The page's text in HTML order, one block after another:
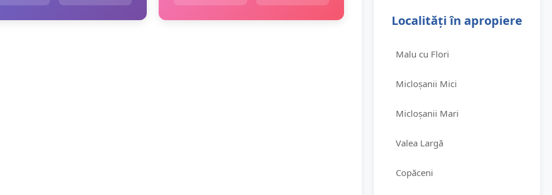
Localități în apropiere
Malu cu Flori
Micloșanii Mici
Micloșanii Mari
Valea Largă
Copăceni